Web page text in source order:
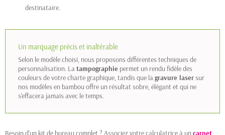
destinataire.
Un marquage précis et inaltérable
Selon le modèle choisi, nous proposons différentes techniques de
personnalisation. Latampographie permet un rendu fidèle des
couleurs de votre charte graphique, tandis que lagravure laser sur
nos modèles en bambou offre un résultat sobre, élégant et qui ne
s'effacera jamais avec le temps.
Besoin d'un kit de bureau complet ? Associez votre calculatrice à uncarnet